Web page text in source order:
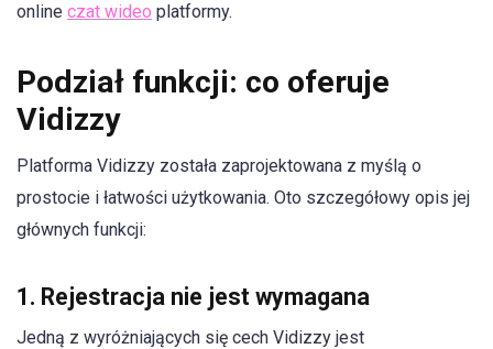
online czat wideo platformy.
Podział funkcji: co oferuje
Vidizzy
Platforma Vidizzy została zaprojektowana z myślą o
prostocie i łatwości użytkowania. Oto szczegółowy opis jej
głównych funkcji:
1. Rejestracja nie jest wymagana
Jedną z wyróżniających się cech Vidizzy jest